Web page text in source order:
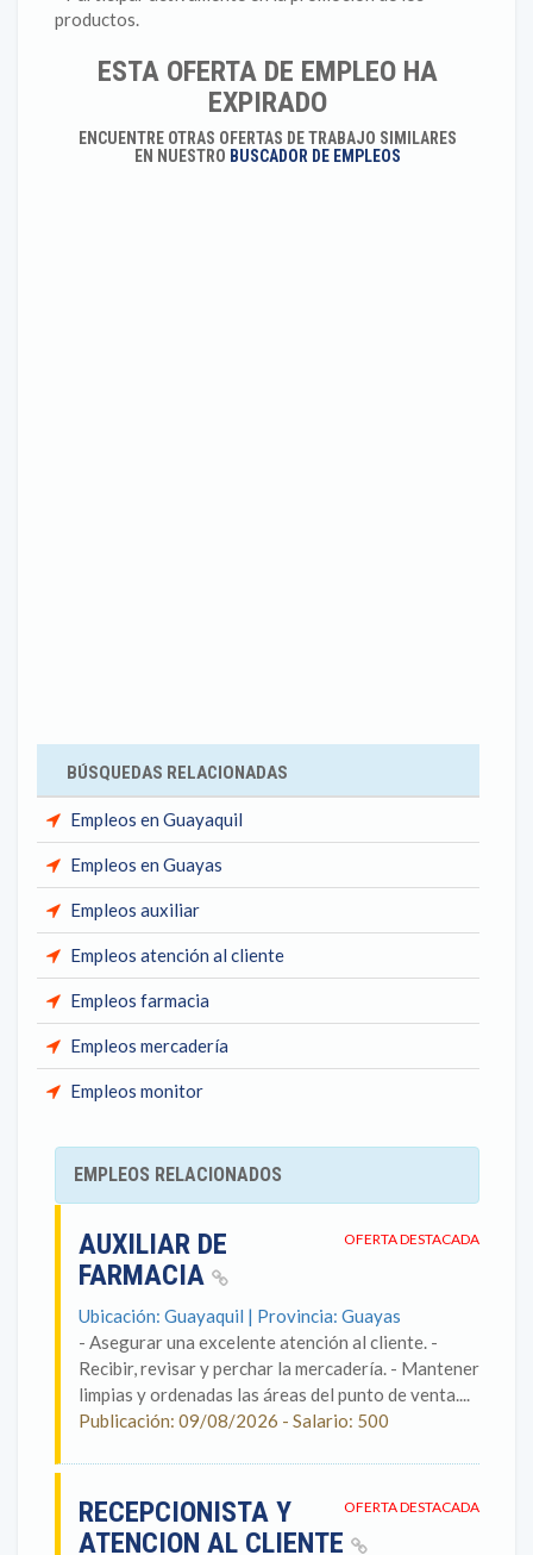
productos.
ESTA OFERTA DE EMPLEO HA
EXPIRADO
ENCUENTRE OTRAS OFERTAS DE TRABAJO SIMILARES
EN NUESTRO BUSCADOR DE EMPLEOS
BÚSQUEDAS RELACIONADAS
Empleos en Guayaquil
Empleos en Guayas
Empleos auxiliar
Empleos atención al cliente
Empleos farmacia
Empleos mercadería
Empleos monitor
EMPLEOS RELACIONADOS
OFERTA DESTACADA
AUXILIAR DE
FARMACIA
Ubicación: Guayaquil | Provincia: Guayas
- Asegurar una excelente atención al cliente. -
Recibir, revisar y perchar la mercadería. - Mantener
limpias y ordenadas las áreas del punto de venta....
Publicación: 09/08/2026 - Salario: 500
OFERTA DESTACADA
RECEPCIONISTA Y
ATENCION AL CLIENTE